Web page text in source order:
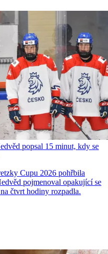
popsal 15 minut, kdy se
Cupu 2026 pohřbila
pojmenoval opakující se
čtvrt hodiny rozpadla.